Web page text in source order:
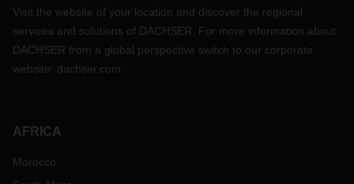
Visit the website of your location and discover the regional
services and solutions of DACHSER. For more information about
DACHSER from a global perspective switch to our corporate
website: dachser.com
AFRICA
Morocco